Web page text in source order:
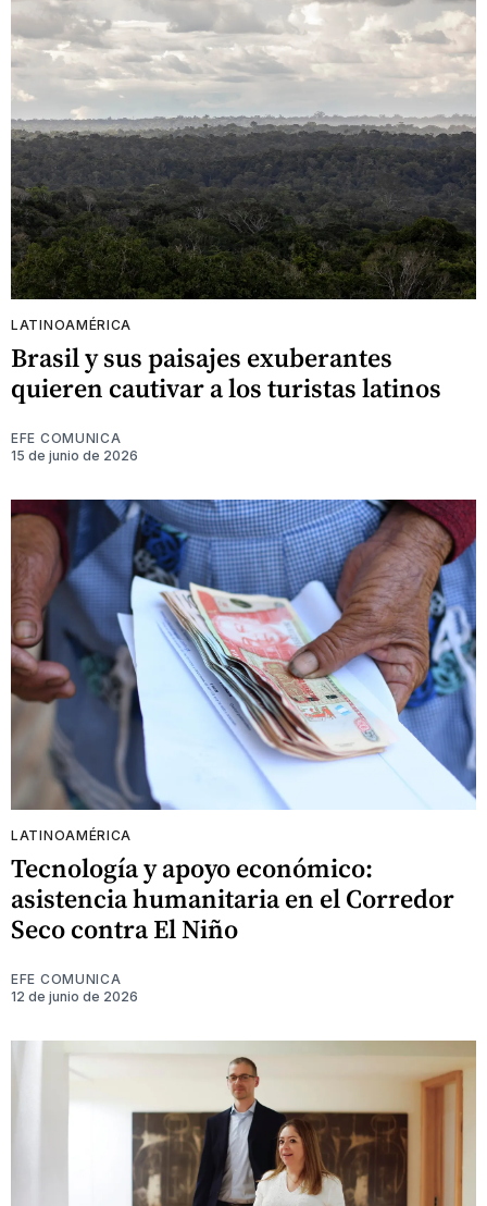
LATINOAMÉRICA
Brasil y sus paisajes exuberantes
quieren cautivar a los turistas latinos
EFE COMUNICA
15 de junio de 2026
LATINOAMÉRICA
Tecnología y apoyo económico:
asistencia humanitaria en el Corredor
Seco contra El Niño
EFE COMUNICA
12 de junio de 2026